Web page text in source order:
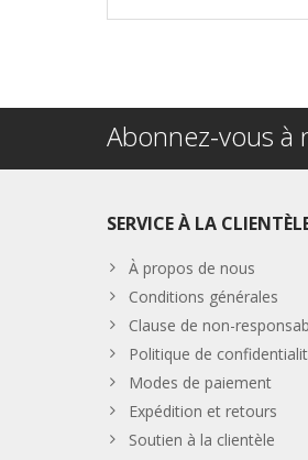
Abonnez-vous à
SERVICE À LA
À propos de nous
Conditions générales
Clause de non-
Politique de
Modes de paiement
Expédition et retours
Soutien à la clientèle